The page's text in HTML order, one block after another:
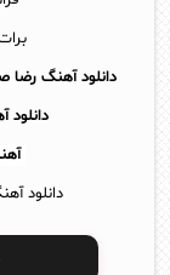
دانلود آهنگ
دانلود
دانلود